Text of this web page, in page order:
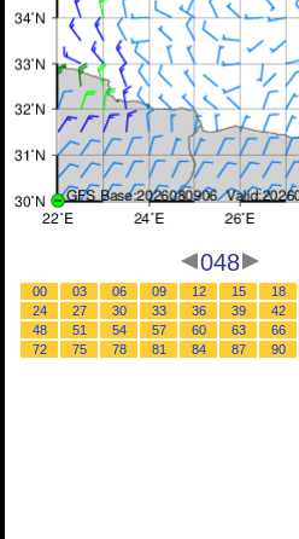
048
00 03 06 09 12 15 18
24
27 30 33 36 39 42
48
51 54 57 60 63 66
72
75 78 81 84 87 90